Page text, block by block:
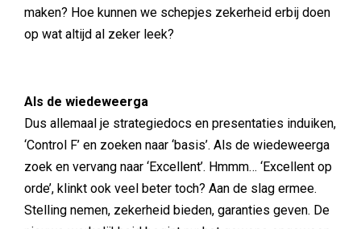
maken? Hoe kunnen we schepjes zekerheid erbij doen
op wat altijd al zeker leek?
Als de wiedeweerga
Dus allemaal je strategiedocs en presentaties induiken,
‘Control F’ en zoeken naar ‘basis’. Als de wiedeweerga
zoek en vervang naar ‘Excellent’. Hmmm… ‘Excellent op
orde’, klinkt ook veel beter toch? Aan de slag ermee.
Stelling nemen, zekerheid bieden, garanties geven. De